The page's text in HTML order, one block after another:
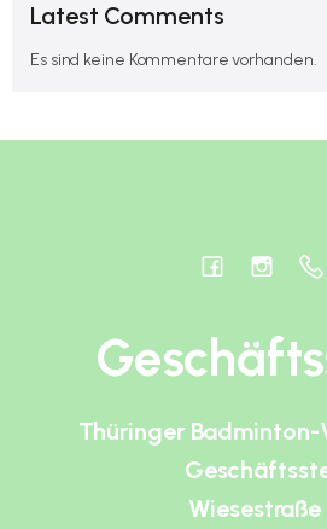
Latest Comments
Es sind keine Kommentare vorhanden.
Thüringer Badminton-
Wiesestraße